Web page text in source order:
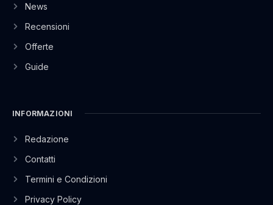
News
Recensioni
Offerte
Guide
INFORMAZIONI
Redazione
Contatti
Termini e Condizioni
Privacy Policy